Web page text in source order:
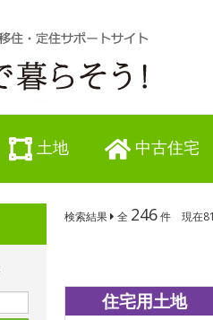
土地 中古住宅
検索結果 全 246件 現在
住宅用土地